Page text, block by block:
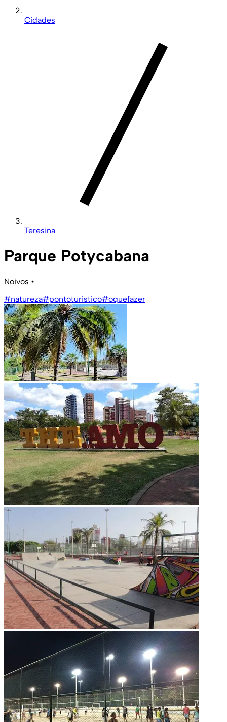
Cidades
Teresina
Parque Potycabana
Noivos •
#natureza#pontoturistico#oquefazer